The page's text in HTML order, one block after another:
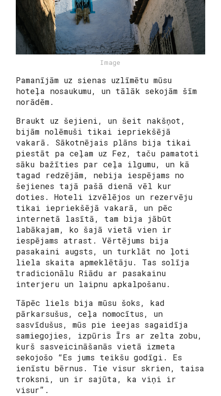
Image
Pamanījām uz sienas uzlīmētu mūsu
hoteļa nosaukumu, un tālāk sekojām šīm
norādēm.
Braukt uz šejieni, un šeit nakšņot,
bijām nolēmuši tikai iepriekšējā
vakarā. Sākotnējais plāns bija tikai
piestāt pa ceļam uz Fez, taču pamatoti
sāku bažīties par ceļa ilgumu, un kā
tagad redzējām, nebija iespējams no
šejienes tajā pašā dienā vēl kur
doties. Hoteli izvēlējos un rezervēju
tikai iepriekšējā vakarā, un pēc
internetā lasītā, tam bija jābūt
labākajam, ko šajā vietā vien ir
iespējams atrast. Vērtējums bija
pasakaini augsts, un turklāt no ļoti
liela skaita apmeklētāju. Tas solīja
tradicionālu Riādu ar pasakainu
interjeru un laipnu apkalpošanu.
Tāpēc liels bija mūsu šoks, kad
pārkarsušus, ceļa nomocītus, un
sasvīdušus, mūs pie ieejas sagaidīja
samiegojies, izpūris Īrs ar zelta zobu,
kurš sasveicināšanās vietā izmeta
sekojošo “Es jums teikšu godīgi. Es
ienīstu bērnus. Tie visur skrien, taisa
troksni, un ir sajūta, ka viņi ir
visur”.